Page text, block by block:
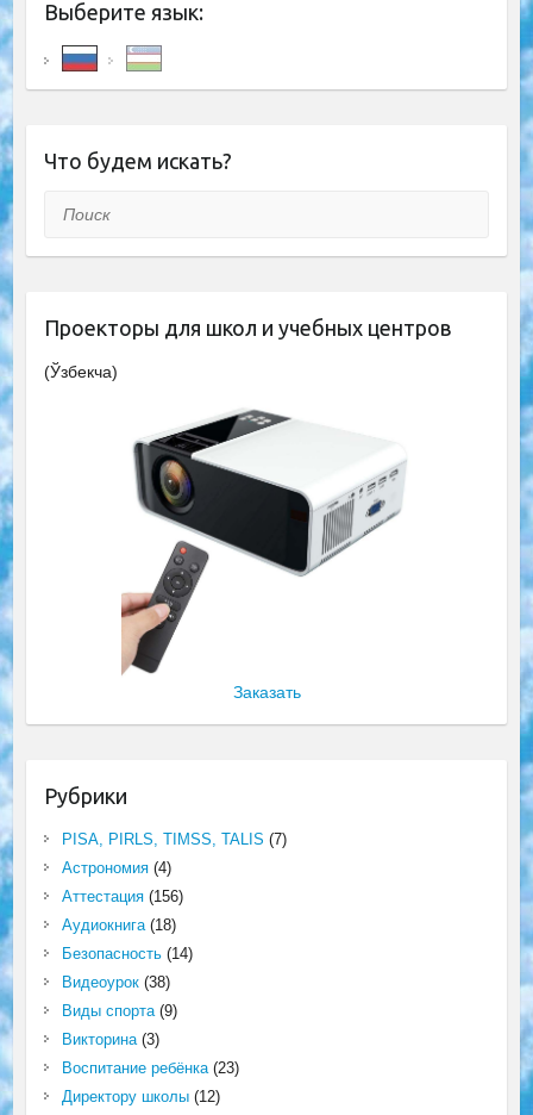
Выберите язык:
Что будем искать?
Поиск
Проекторы для школ и учебных центров
(Ўзбекча)
Заказать
Рубрики
PISA, PIRLS, TIMSS, TALIS (7)
Астрономия(4)
Аттестация(156)
Аудиокнига(18)
Безопасность(14)
Видеоурок(38)
Виды спорта(9)
Викторина(3)
Воспитание ребёнка(23)
Директору школы(12)